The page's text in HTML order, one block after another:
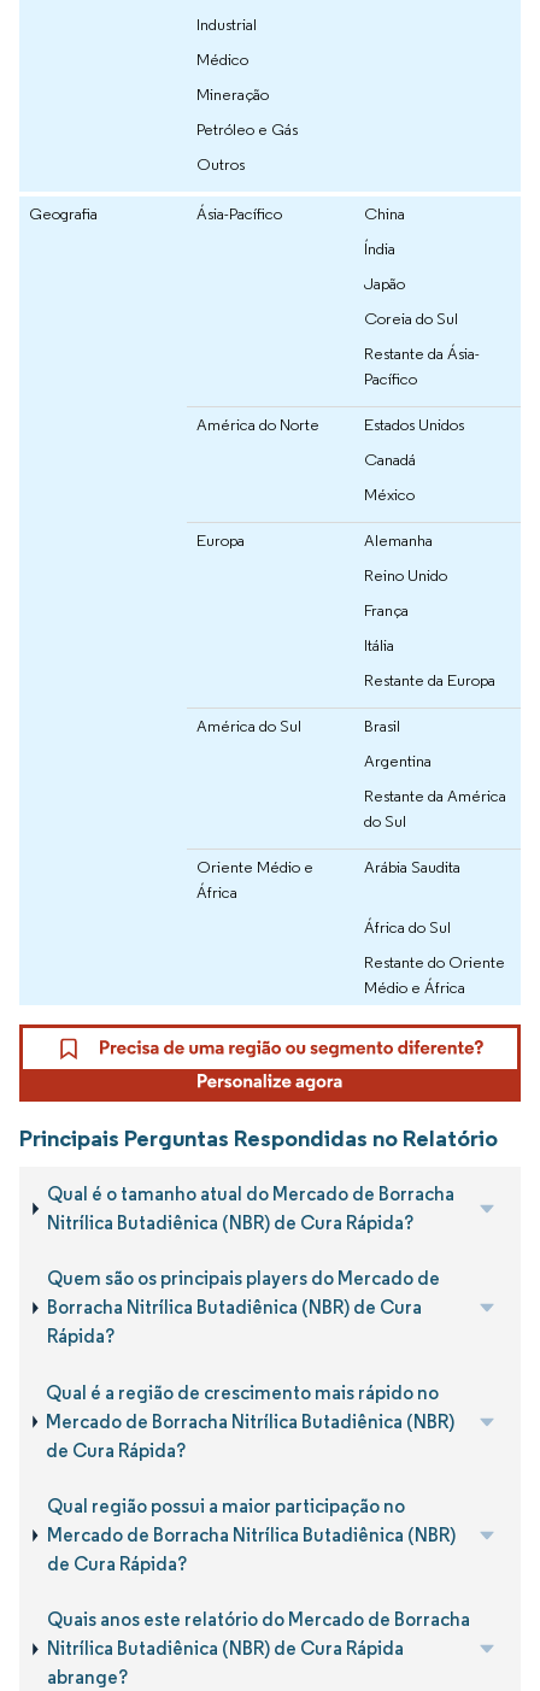
Industrial
Médico
Mineração
Petróleo e Gás
Outros
Geografia Ásia-Pacífico
China
Índia
Japão
Coreia do Sul
Restante da Ásia-
Pacífico
América do Norte
Estados Unidos
Canadá
México
Europa
Alemanha
Reino Unido
França
Itália
Restante da Europa
América do Sul
Brasil
Argentina
Restante da América
do Sul
Oriente Médio e
África
Arábia Saudita
África do Sul
Restante do Oriente
Médio e África
Principais Perguntas Respondidas no Relatório
Qual é o tamanho atual do Mercado de Borracha
Nitrílica Butadiênica (NBR) de Cura Rápida?
Quem são os principais players do Mercado de
Borracha Nitrílica Butadiênica (NBR) de Cura
Rápida?
Qual é a região de crescimento mais rápido no
Mercado de Borracha Nitrílica Butadiênica (NBR)
de Cura Rápida?
Qual região possui a maior participação no
Mercado de Borracha Nitrílica Butadiênica (NBR)
de Cura Rápida?
Quais anos este relatório do Mercado de Borracha
Nitrílica Butadiênica (NBR) de Cura Rápida
abrange?